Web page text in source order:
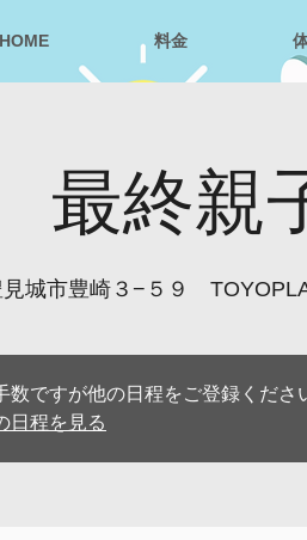
HOME 料金
最終親
見城市豊崎３−５９
数ですが他の日程をご登録くださ
日程を見る